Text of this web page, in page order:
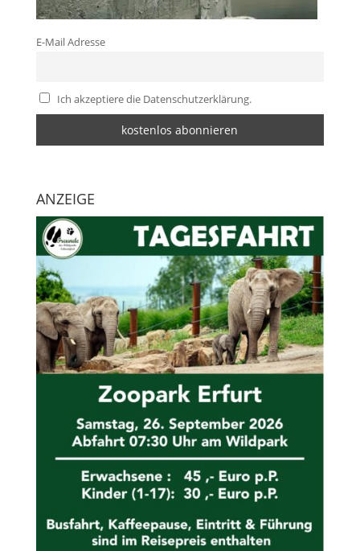
E-Mail Adresse
Ich akzeptiere die Datenschutzerklärung.
ANZEIGE